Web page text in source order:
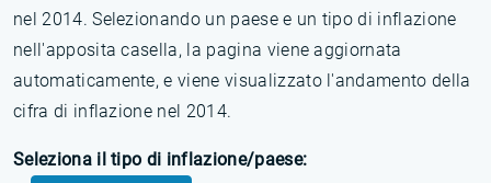
nel 2014. Selezionando un paese e un tipo di inflazione
nell'apposita casella, la pagina viene aggiornata
automaticamente, e viene visualizzato l'andamento della
cifra di inflazione nel 2014.
Seleziona il tipo di inflazione/paese: